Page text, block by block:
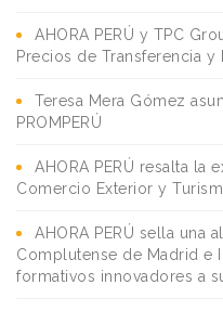
AHORA PERÚ y TPC
Precios de Transferencia y
Teresa Mera Gómez
PROMPERÚ
AHORA PERÚ resalta la
Comercio Exterior y
AHORA PERÚ sella una
Complutense de Madrid e
formativos innovadores a